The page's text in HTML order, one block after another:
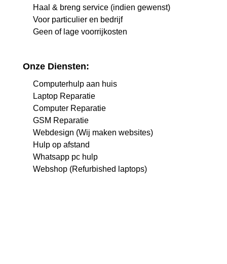
Haal & breng service (indien gewenst)
Voor particulier en bedrijf
Geen of lage voorrijkosten
Onze Diensten:
Computerhulp aan huis
Laptop Reparatie
Computer Reparatie
GSM Reparatie
Webdesign (Wij maken websites)
Hulp op afstand
Whatsapp pc hulp
Webshop (Refurbished laptops)